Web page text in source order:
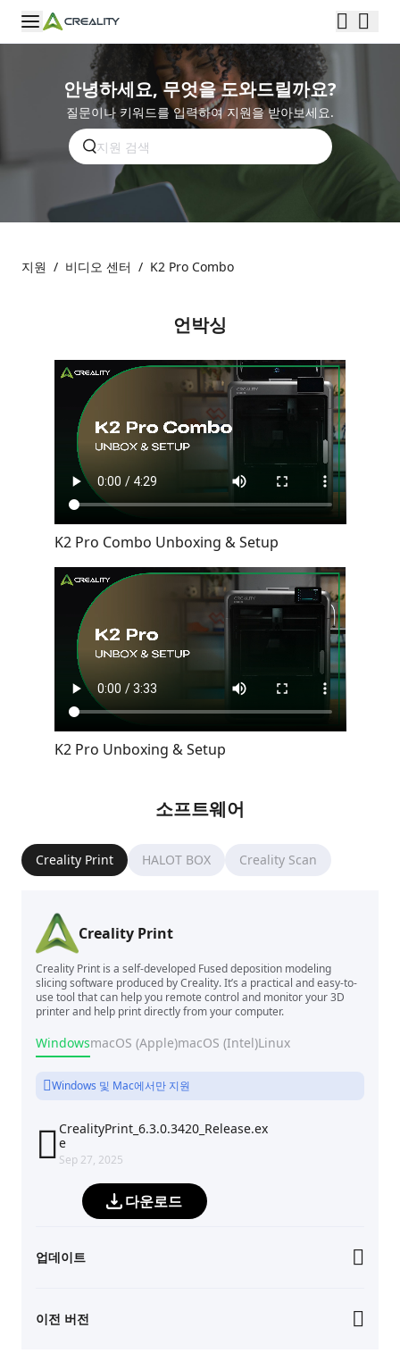
안녕하세요, 무엇을 도와드릴까요?
질문이나 키워드를 입력하여 지원을 받아보세요.
지원 / 비디오 센터 / K2 Pro Combo
언박싱
K2 Pro Combo Unboxing & Setup
K2 Pro Unboxing & Setup
소프트웨어
Creality Print HALOT BOX Creality Scan
Creality Print
Creality Print is a self-developed Fused deposition modeling
slicing software produced by Creality. It’s a practical and easy-to-
use tool that can help you remote control and monitor your 3D
printer and help print directly from your computer.
WindowsmacOS (Apple)macOS (Intel)Linux
Windows 및 Mac에서만 지원
 CrealityPrint_6.3.0.3420_Release.ex
e
Sep 27, 2025
다운로드
업데이트
이전 버전